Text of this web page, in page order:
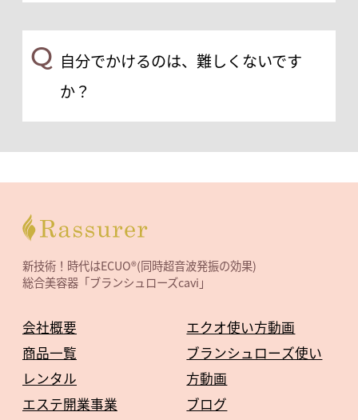
Q 自分でかけるのは、難しくないです
か？
新技術！時代はECUO®(同時超音波発振の効果)
総合美容器「ブランシュローズcavi」
会社概要
商品一覧
レンタル
エステ開業事業
エクオ使い方動画
ブランシュローズ使い
方動画
ブログ